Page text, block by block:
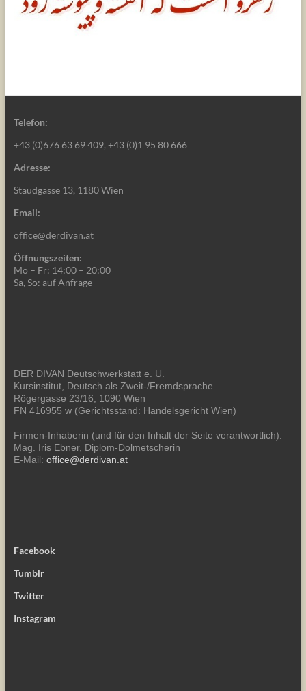
Telefon:
+43 (0)676 63 69 409, +43 (0)1 95 80 666
Adresse:
Staudgasse 13, 1180 Wien
Email:
office@derdivan.at
Öffnungszeiten:
Mo – Fr: 14:00 – 20:00
Sa, So: auf Anfrage
DER DIVAN Deutschwerkstatt e. U.
Kursinstitut, Deutsch als Zweit-/Fremdsprache
Rögergasse 23/16, 1090 Wien
FN 416955 w (Gerichtsstand: Handelsgericht Wien)
Firmen-Inhaberin (und für den Inhalt der Seite verantwortlich):
Mag. Iris Ebner, Diplom-Dolmetscherin
E-Mail: office@derdivan.at
Facebook
Tumblr
Twitter
Instagram